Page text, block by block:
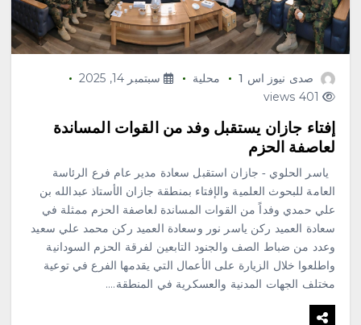
صدى نيوز اس 1 محلية
سبتمبر 14, 2025
401 views
إفتاء جازان يستقبل وفد من القوات المساندة
لعاصفة الحزم
ياسر الحلوي ‐ جازان استقبل سعادة مدير عام فرع الرئاسة
العامة للبحوث العلمية والإفتاء بمنطقة جازان الأستاذ عبدالله بن
علي حمدي وفداً من القوات المساندة لعاصفة الحزم ممثلة في
سعادة العميد ركن ياسر نور وسعادة العميد ركن محمد علي سعيد
وعدد من ضباط الصف والجنود التابعين لفرقة الحزم السودانية
واطلعوا خلال الزيارة على الأعمال التي يقدمها الفرع في توعية
مختلف الجهات المدنية والعسكرية في المنطقة.…
محلية
أمانة جدة تضبط لحومًا فاسدة
بريمان
4
الدكتور فيصل غزاوي في خطبة
الجمعة من المسجد الحرام اوصيكم
بنعمه الاخوة فى الدين
أغسطس 7, 2026
محلية
برعاية أمير الباحة وتشريف